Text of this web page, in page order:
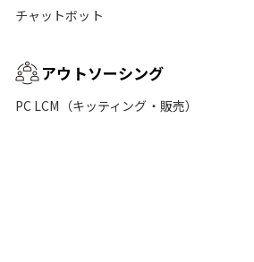
チャットボット
アウトソーシング
PC LCM（キッティング・販売）